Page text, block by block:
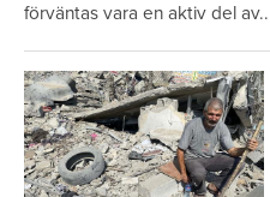
förväntas vara en aktiv del